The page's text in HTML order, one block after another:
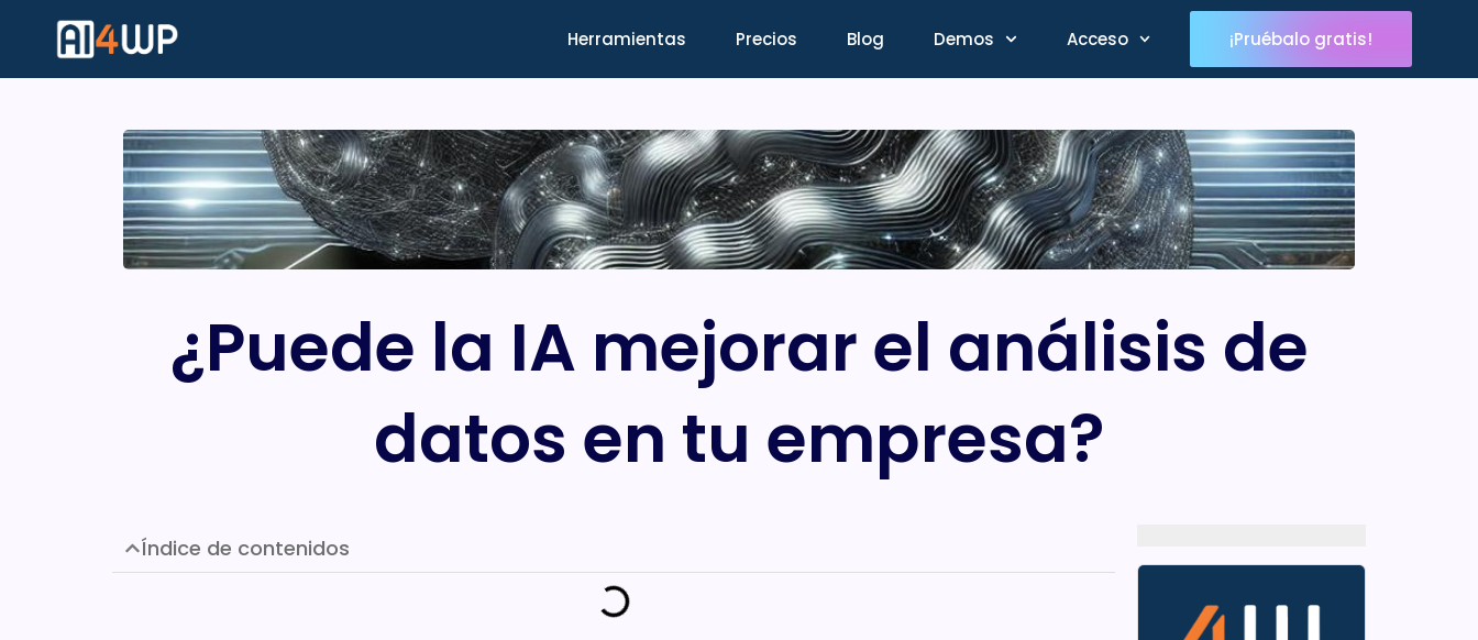
Herramientas Precios Blog Demos Acceso ¡Pruébalo gratis!
¿Puede la IA mejorar el análisis de
datos en tu empresa?
Índice de contenidos